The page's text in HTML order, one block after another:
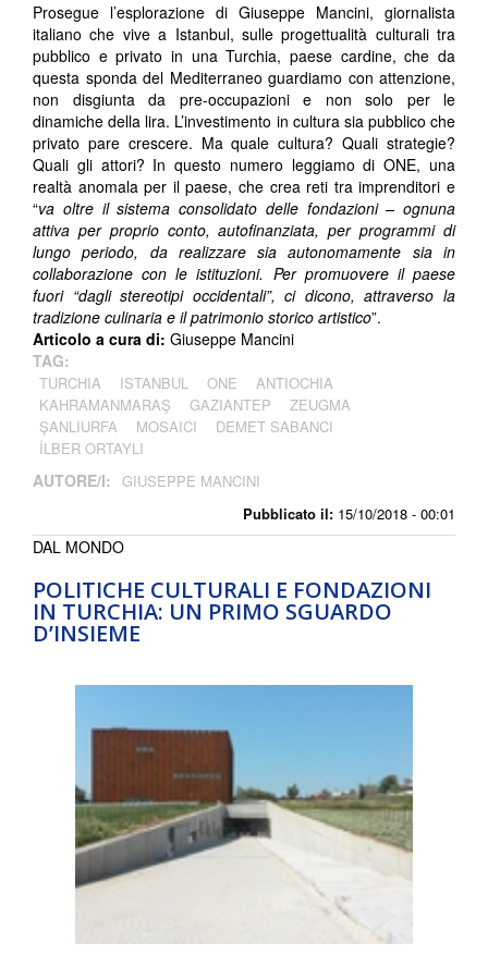
Pubblicato il: 15/10/2018 - 00:01
Prosegue l’esplorazione di Giuseppe Mancini, giornalista
italiano che vive a Istanbul, sulle progettualità culturali tra
pubblico e privato in una Turchia, paese cardine, che da
questa sponda del Mediterraneo guardiamo con attenzione,
non disgiunta da pre-occupazioni e non solo per le
dinamiche della lira. L’investimento in cultura sia pubblico che
privato pare crescere. Ma quale cultura? Quali strategie?
Quali gli attori? In questo numero leggiamo di ONE, una
realtà anomala per il paese, che crea reti tra imprenditori e
“va oltre il sistema consolidato delle fondazioni – ognuna
attiva per proprio conto, autofinanziata, per programmi di
lungo periodo, da realizzare sia autonomamente sia in
collaborazione con le istituzioni. Per promuovere il paese
fuori “dagli stereotipi occidentali”, ci dicono, attraverso la
tradizione culinaria e il patrimonio storico artistico”.
Articolo a cura di: Giuseppe Mancini
TAG:
TURCHIA ISTANBUL ONE
ANTIOCHIA
KAHRAMANMARAŞ
GAZIANTEP
ZEUGMA
ŞANLIURFA
MOSAICI
DEMET SABANCI
İLBER ORTAYLI
AUTORE/I: GIUSEPPE MANCINI
POLITICHE CULTURALI E FONDAZIONI
IN TURCHIA: UN PRIMO SGUARDO
D’INSIEME
DAL MONDO